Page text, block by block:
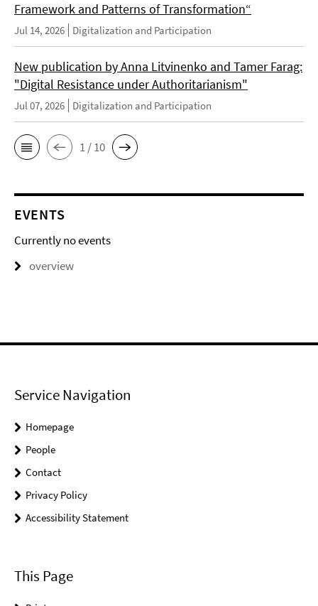
Framework and Patterns of Transformation“
Jul 14, 2026 Digitalization and Participation
New publication by Anna Litvinenko and Tamer Farag:
"Digital Resistance under Authoritarianism"
Jul 07, 2026 Digitalization and Participation
1 / 10
EVENTS
Currently no events
overview
Service Navigation
Homepage
People
Contact
Privacy Policy
Accessibility Statement
This Page